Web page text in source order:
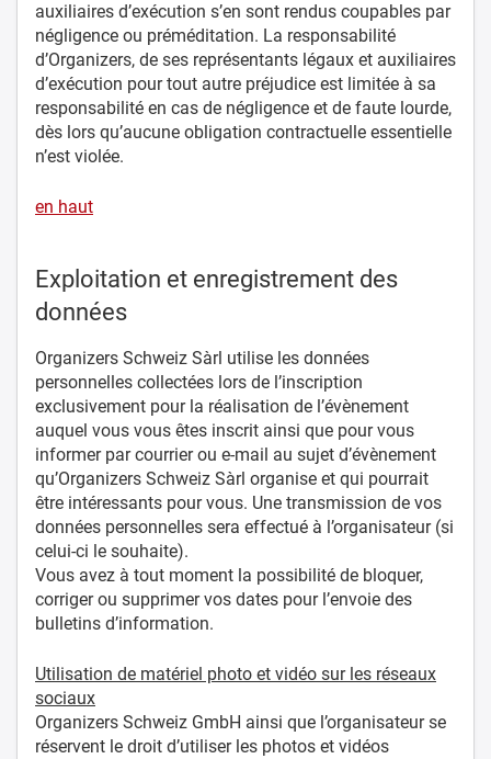
auxiliaires d’exécution s’en sont rendus coupables par
négligence ou préméditation. La responsabilité
d’Organizers, de ses représentants légaux et auxiliaires
d’exécution pour tout autre préjudice est limitée à sa
responsabilité en cas de négligence et de faute lourde,
dès lors qu’aucune obligation contractuelle essentielle
n’est violée.
en haut
Exploitation et enregistrement des
données
Organizers Schweiz Sàrl utilise les données
personnelles collectées lors de l’inscription
exclusivement pour la réalisation de l’évènement
auquel vous vous êtes inscrit ainsi que pour vous
informer par courrier ou e-mail au sujet d’évènement
qu’Organizers Schweiz Sàrl organise et qui pourrait
être intéressants pour vous. Une transmission de vos
données personnelles sera effectué à l’organisateur (si
celui-ci le souhaite).
Vous avez à tout moment la possibilité de bloquer,
corriger ou supprimer vos dates pour l’envoie des
bulletins d’information.
Utilisation de matériel photo et vidéo sur les réseaux
sociaux
Organizers Schweiz GmbH ainsi que l’organisateur se
réservent le droit d’utiliser les photos et vidéos